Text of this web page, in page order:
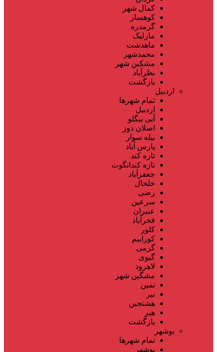
کمال شهر
کوهسار
گرمدره
مارلیک
ماهدشت
محمدشهر
مشکین شهر
نظرآباد
بازگشت
اردبیل
تمام شهر‌ها
اردبیل
آبی بیگلو
اصلان دوز
بیله سوار
پارس آباد
تازه کند
تازه کندانگوت
جعفرآباد
خلخال
رضی
سرعین
عنبران
فخرآباد
کلور
کوراییم
گرمی
گیوی
لاهرود
مشگین شهر
نمین
نیر
هشتجین
هیر
بازگشت
بوشهر
تمام شهر‌ها
بوشهر